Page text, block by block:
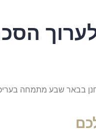
בבאר שבע מתמחה